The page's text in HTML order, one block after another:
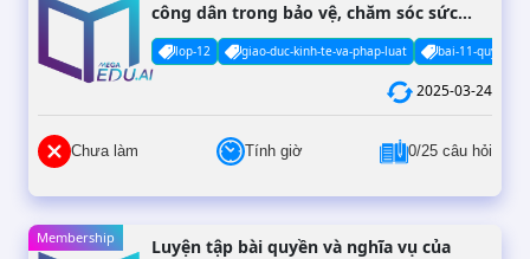
công dân trong bảo vệ, chăm sóc sức
khoẻ và bảo đảm an sinh xã hội
lop-12 giao-duc-kinh-te-va-phap-luat bai-11-quyen-
2025-03-24
Chưa làm Tính giờ 0/25 câu hỏi
Membership
Luyện tập bài quyền và nghĩa vụ của